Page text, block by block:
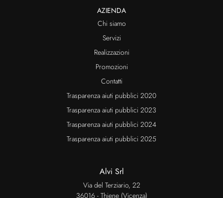
AZIENDA
Chi siamo
Servizi
Realizzazioni
Promozioni
Contatti
Trasparenza aiuti pubblici 2020
Trasparenza aiuti pubblici 2023
Trasparenza aiuti pubblici 2024
Trasparenza aiuti pubblici 2025
Alvi Srl
Via del Terziario, 22
36016 - Thiene (Vicenza)